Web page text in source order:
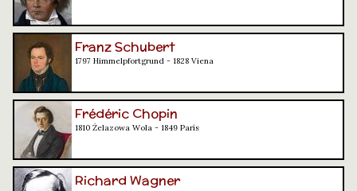
Franz Schubert
1797 Himmelpfortgrund - 1828 Viena
Frédéric Chopin
1810 Żelazowa Wola - 1849 París
Richard Wagner